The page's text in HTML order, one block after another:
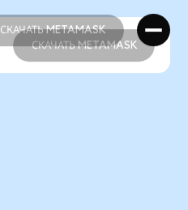
СКАЧАТЬ METAMASK
СКАЧАТЬ METAMASK
СКАЧАТЬ METAMASK